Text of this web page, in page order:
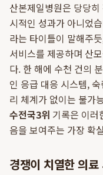
산본제일병원은 당당
시적인 성과가 아니었
라는 타이틀이 말해주
서비스를 제공하며 산
다. 한 해에 수천 건의
인 응급 대응 시스템,
리 체계가 없이는 불가
수전국3위 기록은 이러
음을 보여주는 가장 확
경쟁이 치열한 의